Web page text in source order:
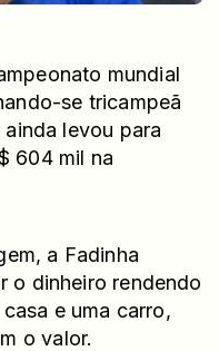
mundial
se tricampeã
levou para
604 mil na
a Fadinha
o dinheiro rendendo
e uma carro,
o valor.